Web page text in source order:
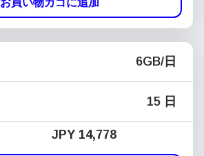
6GB/日
15 日
JPY 14,778